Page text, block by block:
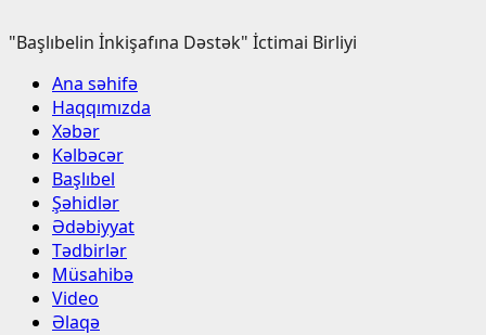
"Başlıbelin İnkişafına Dəstək" İctimai Birliyi
Primary
Menu
Ana səhifə
Haqqımızda
Xəbər
Kəlbəcər
Başlıbel
Şəhidlər
Ədəbiyyat
Tədbirlər
Müsahibə
Video
Əlaqə